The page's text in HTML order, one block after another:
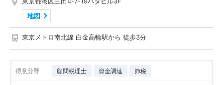
地図
東京メトロ南北線 白金高輪駅から 徒歩3分
得意分野 顧問税理士 資金調達 節税